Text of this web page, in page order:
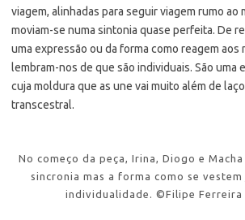
viagem, alinhadas para seguir viagem rumo ao
moviam-se numa sintonia quase perfeita. De
uma expressão ou da forma como reagem aos
lembram-nos de que são individuais. São uma
cuja moldura que as une vai muito além de
transcestral.
No começo da peça, Irina, Diogo e
sincronia mas a forma como se vestem
individualidade. ©Filipe Ferreira